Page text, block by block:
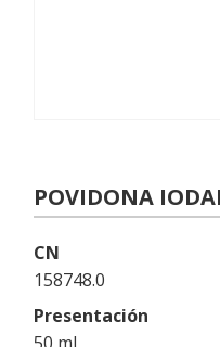
POVIDONA
CN
158748.0
Presentación